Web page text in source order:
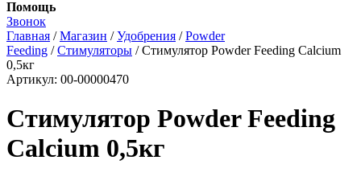
Помощь
Звонок
Главная /Магазин /Удобрения /Powder
Feeding /Стимуляторы /Стимулятор Powder Feeding Calcium
0,5кг
Артикул: 00-00000470
Стимулятор Powder Feeding
Calcium 0,5кг